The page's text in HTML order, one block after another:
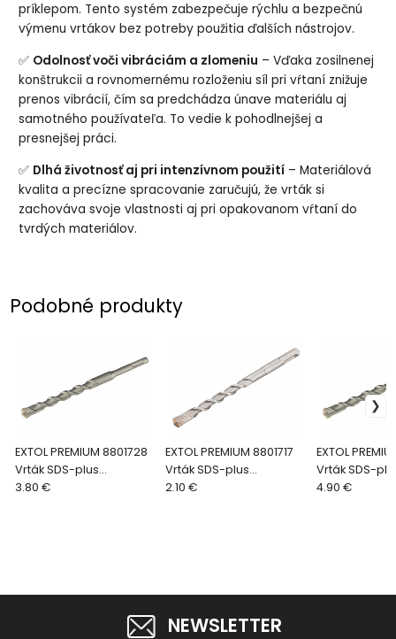
príklepom. Tento systém zabezpečuje rýchlu a bezpečnú
výmenu vrtákov bez potreby použitia ďalších nástrojov.
✅ Odolnosť voči vibráciám a zlomeniu – Vďaka zosilnenej
konštrukcii a rovnomernému rozloženiu síl pri vŕtaní znižuje
prenos vibrácií, čím sa predchádza únave materiálu aj
samotného používateľa. To vedie k pohodlnejšej a
presnejšej práci.
✅ Dlhá životnosť aj pri intenzívnom použití – Materiálová
kvalita a precízne spracovanie zaručujú, že vrták si
zachováva svoje vlastnosti aj pri opakovanom vŕtaní do
tvrdých materiálov.
Podobné produkty
EXTOL PREMIUM 8801728
Vrták SDS-plus
štvorbritý, Ø14x260mm
3.80 €
EXTOL PREMIUM 8801717
Vrták SDS-plus
štvorbritý, Ø10x160mm
2.10 €
EXTOL
Vrták SDS-
štvorbritý,
4.90 €
NEWSLETTER